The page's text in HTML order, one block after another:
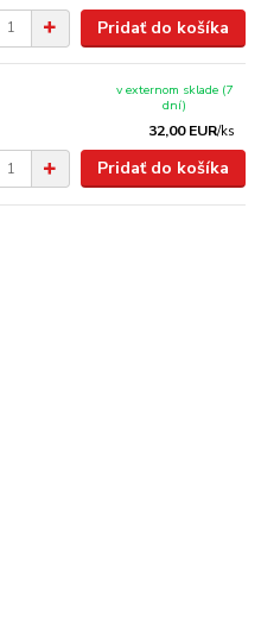
Pridať do košíka
32,00 EUR/ks
v externom sklade (7
dní)
Pridať do košíka